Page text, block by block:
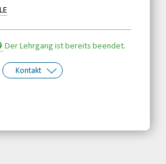
LE
Der Lehrgang ist bereits beendet.
Kontakt